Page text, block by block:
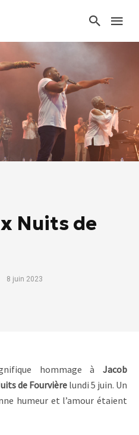
Nuits de
8 juin 2023
hommage à Jacob
de Fourvière lundi 5 juin. Un
humeur et l’amour étaient